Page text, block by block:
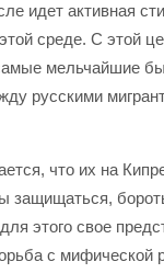
идет активная
среде. С этой
мельчайшие
русскими
что их на
защищаться,
этого свое
с мифической